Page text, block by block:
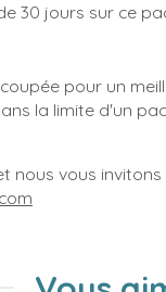
30 jours sur ce
pour un
la limite d'un
nous vous invitons